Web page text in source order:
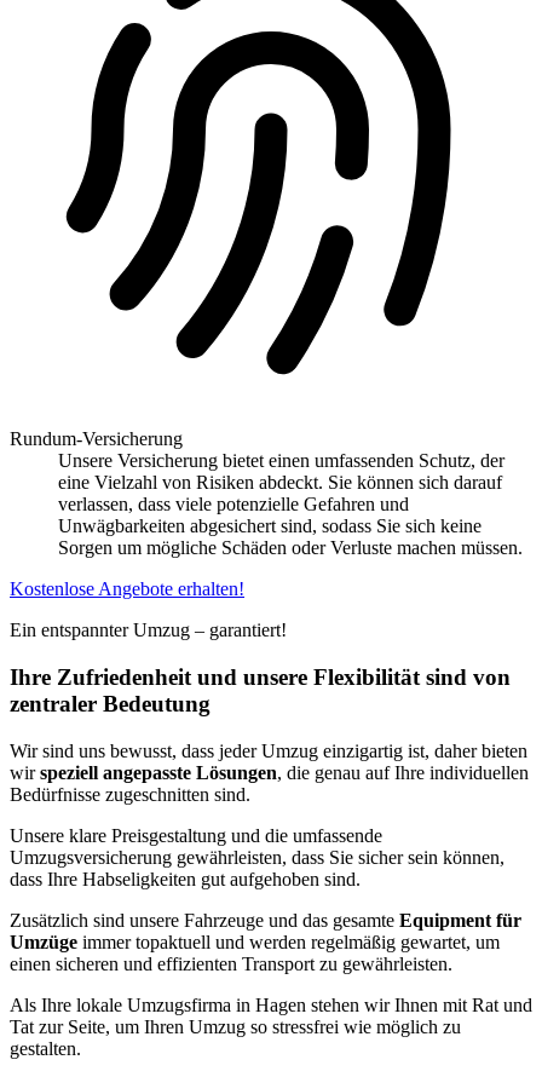
Rundum-Versicherung
Unsere Versicherung bietet einen umfassenden Schutz, der
eine Vielzahl von Risiken abdeckt. Sie können sich darauf
verlassen, dass viele potenzielle Gefahren und
Unwägbarkeiten abgesichert sind, sodass Sie sich keine
Sorgen um mögliche Schäden oder Verluste machen müssen.
Kostenlose Angebote erhalten!
Ein entspannter Umzug – garantiert!
Ihre Zufriedenheit und unsere Flexibilität sind von
zentraler Bedeutung
Wir sind uns bewusst, dass jeder Umzug einzigartig ist, daher bieten
wirspeziell angepasste Lösungen, die genau auf Ihre individuellen
Bedürfnisse zugeschnitten sind.
Unsere klare Preisgestaltung und die umfassende
Umzugsversicherung gewährleisten, dass Sie sicher sein können,
dass Ihre Habseligkeiten gut aufgehoben sind.
Zusätzlich sind unsere Fahrzeuge und das gesamte Equipment für
Umzüge immer topaktuell und werden regelmäßig gewartet, um
einen sicheren und effizienten Transport zu gewährleisten.
Als Ihre lokale Umzugsfirma in Hagen stehen wir Ihnen mit Rat und
Tat zur Seite, um Ihren Umzug so stressfrei wie möglich zu
gestalten.